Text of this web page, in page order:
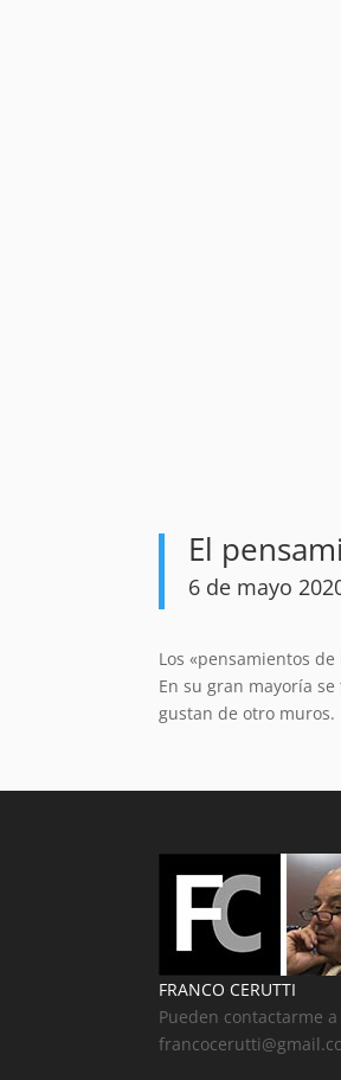
El
6 de mayo
Los «pensamientos
En su gran mayoría
gustan de otro muros.
FRANCO CERUTTI
Pueden contactarme